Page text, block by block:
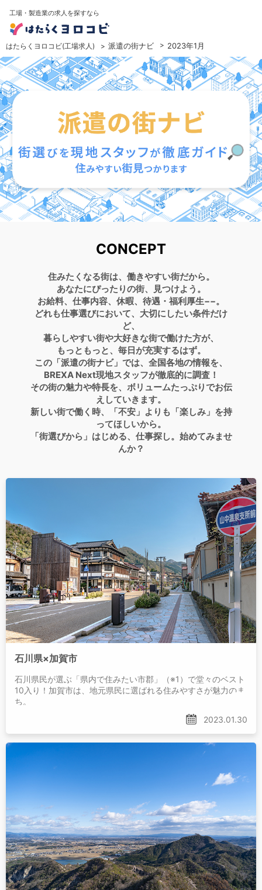
工場・製造業の求人を探すなら
はたらくヨロコビ(工場求人) 派遣の街ナビ 2023年1月
CONCEPT
住みたくなる街は、働きやすい街だから。
あなたにぴったりの街、見つけよう。
お給料、仕事内容、休暇、待遇・福利厚生−−。
どれも仕事選びにおいて、大切にしたい条件だけ
ど、
暮らしやすい街や大好きな街で働けた方が、
もっともっと、毎日が充実するはず。
この「派遣の街ナビ」では、全国各地の情報を、
BREXA Next現地スタッフが徹底的に調査！
その街の魅力や特長を、ボリュームたっぷりでお伝
えしていきます。
新しい街で働く時、「不安」よりも「楽しみ」を持
ってほしいから。
「街選びから」はじめる、仕事探し。始めてみませ
んか？
石川県×加賀市
石川県民が選ぶ「県内で住みたい市郡」（※1）で堂々のベスト
10入り！加賀市は、地元県民に選ばれる住みやすさが魅力のま
ち。
2023.01.30